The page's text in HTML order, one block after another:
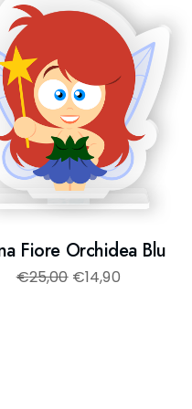
Fiore Orchidea Blu
€25,00 €14,90